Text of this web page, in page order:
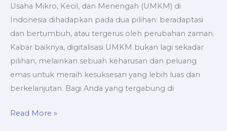
Usaha Mikro, Kecil, dan Menengah (UMKM) di
Indonesia dihadapkan pada dua pilihan: beradaptasi
dan bertumbuh, atau tergerus oleh perubahan zaman.
Kabar baiknya, digitalisasi UMKM bukan lagi sekadar
pilihan, melainkan sebuah keharusan dan peluang
emas untuk meraih kesuksesan yang lebih luas dan
berkelanjutan. Bagi Anda yang tergabung di
Read More »